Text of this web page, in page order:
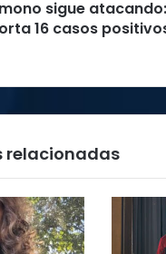
sigue atacando:
16 casos
relacionadas